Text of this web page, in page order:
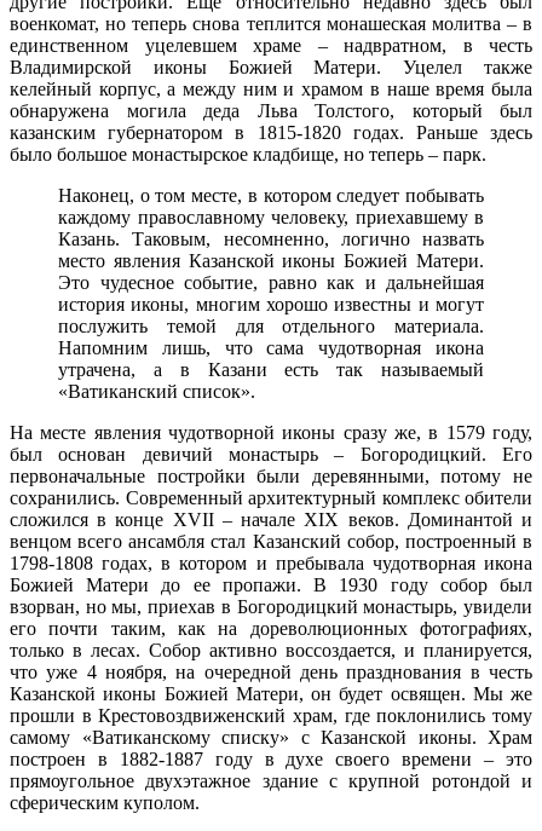
военкомат, но теперь снова теплится монашеская молитва – в
единственном уцелевшем храме – надвратном, в честь
Владимирской иконы Божией Матери. Уцелел также
келейный корпус, а между ним и храмом в наше время была
обнаружена могила деда Льва Толстого, который был
казанским губернатором в 1815-1820 годах. Раньше здесь
было большое монастырское кладбище, но теперь – парк.
Наконец, о том месте, в котором следует побывать
каждому православному человеку, приехавшему в
Казань. Таковым, несомненно, логично назвать
место явления Казанской иконы Божией Матери.
Это чудесное событие, равно как и дальнейшая
история иконы, многим хорошо известны и могут
послужить темой для отдельного материала.
Напомним лишь, что сама чудотворная икона
утрачена, а в Казани есть так называемый
«Ватиканский список».
На месте явления чудотворной иконы сразу же, в 1579 году,
был основан девичий монастырь – Богородицкий. Его
первоначальные постройки были деревянными, потому не
сохранились. Современный архитектурный комплекс обители
сложился в конце XVII – начале XIX веков. Доминантой и
венцом всего ансамбля стал Казанский собор, построенный в
1798-1808 годах, в котором и пребывала чудотворная икона
Божией Матери до ее пропажи. В 1930 году собор был
взорван, но мы, приехав в Богородицкий монастырь, увидели
его почти таким, как на дореволюционных фотографиях,
только в лесах. Собор активно воссоздается, и планируется,
что уже 4 ноября, на очередной день празднования в честь
Казанской иконы Божией Матери, он будет освящен. Мы же
прошли в Крестовоздвиженский храм, где поклонились тому
самому «Ватиканскому списку» с Казанской иконы. Храм
построен в 1882-1887 году в духе своего времени – это
прямоугольное двухэтажное здание с крупной ротондой и
сферическим куполом.